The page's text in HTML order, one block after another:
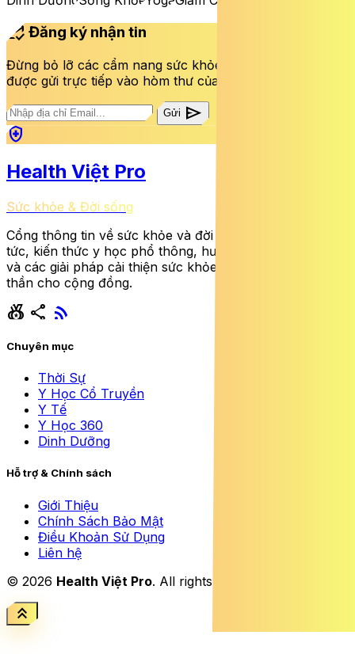
mark_email_read Đăng ký nhận tin
Đừng bỏ lỡ các cẩm nang sức khỏe và bài viết mới nhất
được gửi trực tiếp vào hòm thư của bạn mỗi tuần.
Gửi send
health_and_safety
Health Việt Pro
Sức khỏe & Đời sống
Cổng thông tin về sức khỏe và đời sống cung cấp tin
tức, kiến thức y học phổ thông, hướng dẫn dinh dưỡng
và các giải pháp cải thiện sức khỏe thể chất lẫn tinh
thần cho cộng đồng.
social_leaderboard share rss_feed
Chuyên mục
Thời Sự
Y Học Cổ Truyền
Y Tế
Y Học 360
Dinh Dưỡng
Hỗ trợ & Chính sách
Giới Thiệu
Chính Sách Bảo Mật
Điều Khoản Sử Dụng
Liên hệ
© 2026 Health Việt Pro. All rights reserved.
keyboard_double_arrow_up